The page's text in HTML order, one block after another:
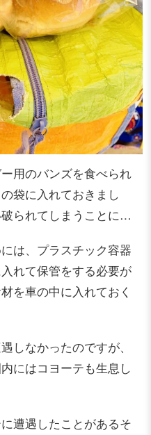
用のバンズを食べられ
袋に入れておきまし
られてしまうことに…
は、プラスチック容器
れて保管をする必要が
を車の中に入れておく
しなかったのですが、
にはコヨーテも生息し
遭遇したことがあるそ